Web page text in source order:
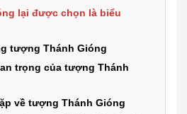
lại được chọn là biểu
tượng Thánh Gióng
trọng của tượng Thánh
về tượng Thánh Gióng